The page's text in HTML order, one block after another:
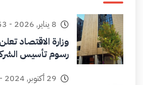
8 يناير, 2026 - 03:53 م
وزارة الاقتصاد
رسوم تأسيس
29 أكتوبر, 2024 - 03:45 م